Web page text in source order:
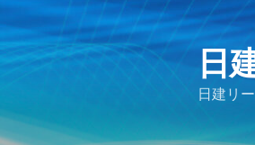
コ
ン
テ
へ
ス
日
日建リ